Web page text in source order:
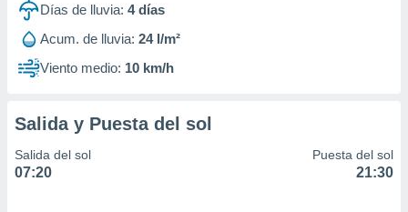
Días de lluvia: 4días
Acum. de lluvia: 24 l/m²
Viento medio: 10 km/h
Salida y Puesta del sol
Salida del sol
07:20
Puesta del sol
21:30